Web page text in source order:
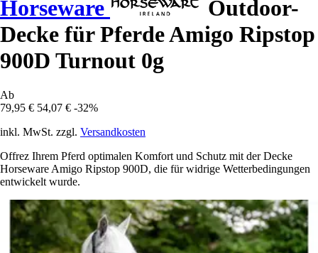
Horseware
Outdoor-
Decke für Pferde Amigo Ripstop
900D Turnout 0g
Ab
79,95 € 54,07 € -32%
inkl. MwSt. zzgl. Versandkosten
Offrez Ihrem Pferd optimalen Komfort und Schutz mit der Decke
Horseware Amigo Ripstop 900D, die für widrige Wetterbedingungen
entwickelt wurde.